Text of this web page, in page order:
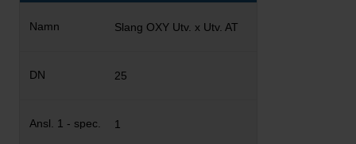
Slang OXY Utv. x Utv. AT
25
1